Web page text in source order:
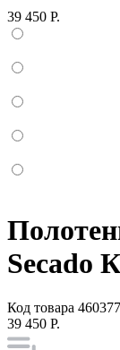
39 450 Р.
Secado
Код товара
39 450 Р.